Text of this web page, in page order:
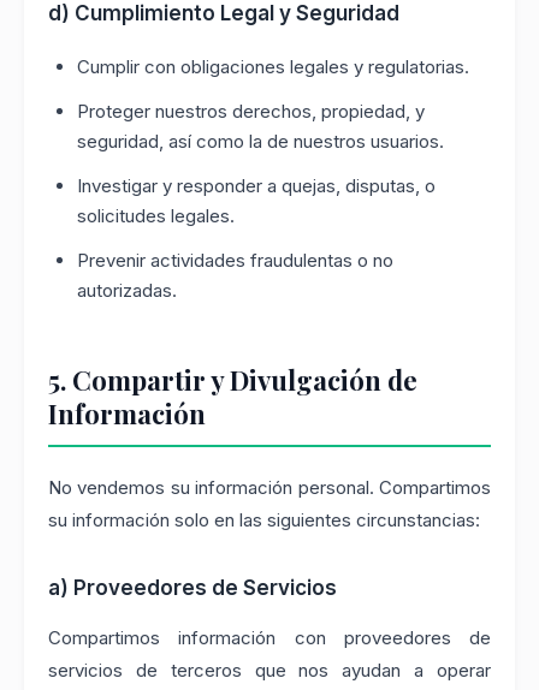
d) Cumplimiento Legal y Seguridad
Cumplir con obligaciones legales y regulatorias.
Proteger nuestros derechos, propiedad, y
seguridad, así como la de nuestros usuarios.
Investigar y responder a quejas, disputas, o
solicitudes legales.
Prevenir actividades fraudulentas o no
autorizadas.
5. Compartir y Divulgación de
Información
No vendemos su información personal. Compartimos
su información solo en las siguientes circunstancias:
a) Proveedores de Servicios
Compartimos información con proveedores de
servicios de terceros que nos ayudan a operar